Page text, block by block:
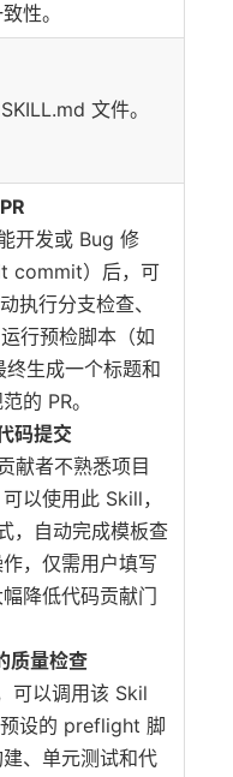
性。
文件。
开发或 Bug 修
commit）后，可
执行分支检查、
行预检脚本（如
生成一个标题和
的 PR。
码提交
献者不熟悉项目
以使用此 Skill，
，自动完成模板查
，仅需用户填写
降低代码贡献门
质量检查
可以调用该 Skil
设的 preflight 脚
、单元测试和代